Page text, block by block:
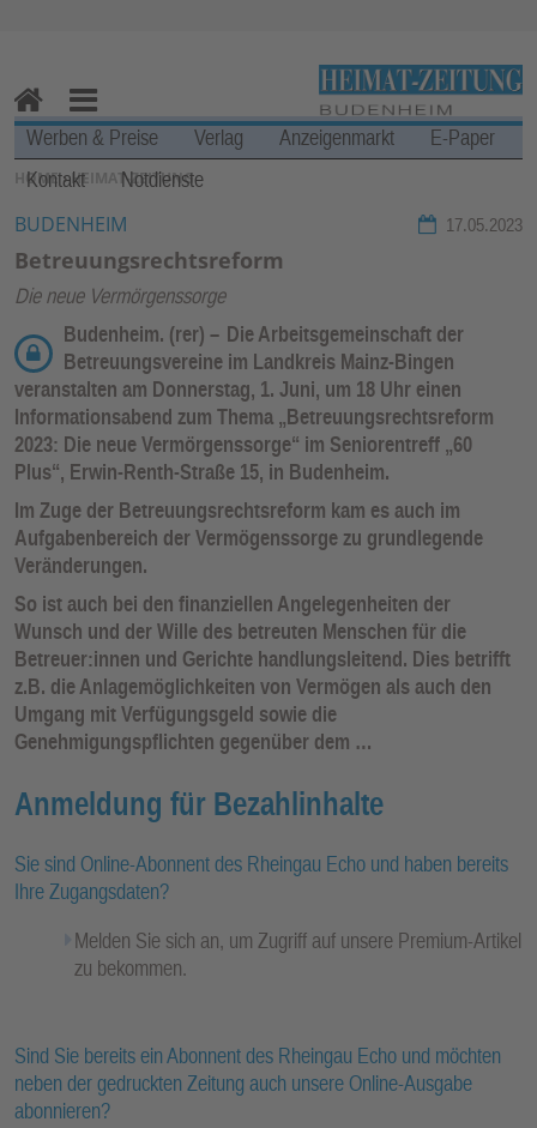
Zum Inhalt springen ↓
SIE BEFINDEN SICH HIER:
HOME›HEIMAT-ZEITUNG
BUDENHEIM 17.05.2023
Betreuungsrechtsreform
Die neue Vermörgenssorge
Budenheim. (rer) – Die Arbeitsgemeinschaft der
Betreuungsvereine im Landkreis Mainz-Bingen
veranstalten am Donnerstag, 1. Juni, um 18 Uhr einen
Informationsabend zum Thema „Betreuungsrechtsreform
2023: Die neue Vermörgenssorge“ im Seniorentreff „60
Plus“, Erwin-Renth-Straße 15, in Budenheim.
Im Zuge der Betreuungsrechtsreform kam es auch im
Aufgabenbereich der Vermögenssorge zu grundlegende
Veränderungen.
So ist auch bei den finanziellen Angelegenheiten der
Wunsch und der Wille des betreuten Menschen für die
Betreuer:innen und Gerichte handlungsleitend. Dies betrifft
z.B. die Anlagemöglichkeiten von Vermögen als auch den
Umgang mit Verfügungsgeld sowie die
Genehmigungspflichten gegenüber dem …
Anmeldung für Bezahlinhalte
Sie sind Online-Abonnent des Rheingau Echo und haben bereits
Ihre Zugangsdaten?
Melden Sie sich an, um Zugriff auf unsere Premium-Artikel
zu bekommen.
Sind Sie bereits ein Abonnent des Rheingau Echo und möchten
neben der gedruckten Zeitung auch unsere Online-Ausgabe
abonnieren?
H
o
m
e
M
en
u
Werben & Preise Verlag Anzeigenmarkt
E-Paper
Kontakt
Notdienste